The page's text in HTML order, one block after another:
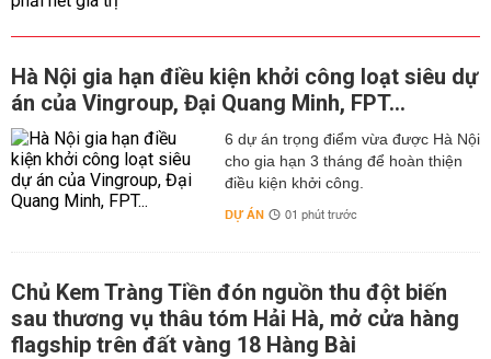
Hà Nội gia hạn điều kiện khởi công loạt siêu dự
án của Vingroup, Đại Quang Minh, FPT...
6 dự án trọng điểm vừa được Hà Nội
cho gia hạn 3 tháng để hoàn thiện
điều kiện khởi công.
DỰ ÁN 01 phút trước
Chủ Kem Tràng Tiền đón nguồn thu đột biến
sau thương vụ thâu tóm Hải Hà, mở cửa hàng
flagship trên đất vàng 18 Hàng Bài